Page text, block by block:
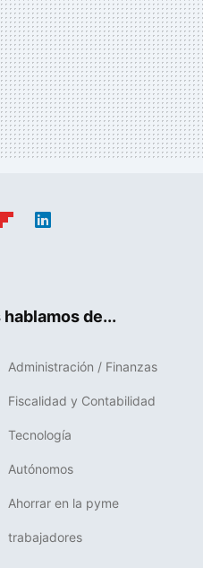
de...
Administración / Finanzas
Fiscalidad y Contabilidad
Tecnología
Autónomos
Ahorrar en la pyme
trabajadores